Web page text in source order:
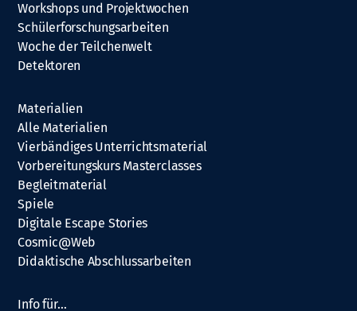
Workshops und Projektwochen
Schülerforschungsarbeiten
Woche der Teilchenwelt
Detektoren
Materialien
Alle Materialien
Vierbändiges Unterrichtsmaterial
Vorbereitungskurs Masterclasses
Begleitmaterial
Spiele
Digitale Escape Stories
Cosmic@Web
Didaktische Abschlussarbeiten
Info für…